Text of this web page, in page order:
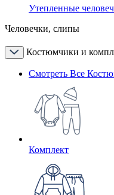
Утепленные
Человечки, слипы
Костюмчики и
Смотреть Все
Комплект